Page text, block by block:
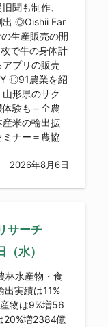
聞も制作、
出 ◎Oishii Far
生産販売の開
で牛の身体計
プリの販売
◎91農業を紹
形県のサク
験も＝全農
米の輸出拡
ナー＝農協
2026年8月6日
サーチ
水）
林水産物・食
出実績は11%
物は9%増56
20%増2384億